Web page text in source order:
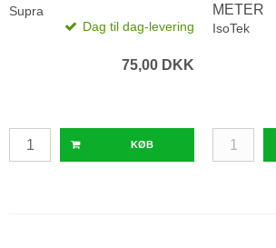
Supra
Dag til dag-levering
75,00 DKK
KØB
METER
IsoTek